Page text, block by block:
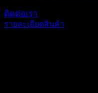
ติดต่อเรา
รายละเอียดสินค้า